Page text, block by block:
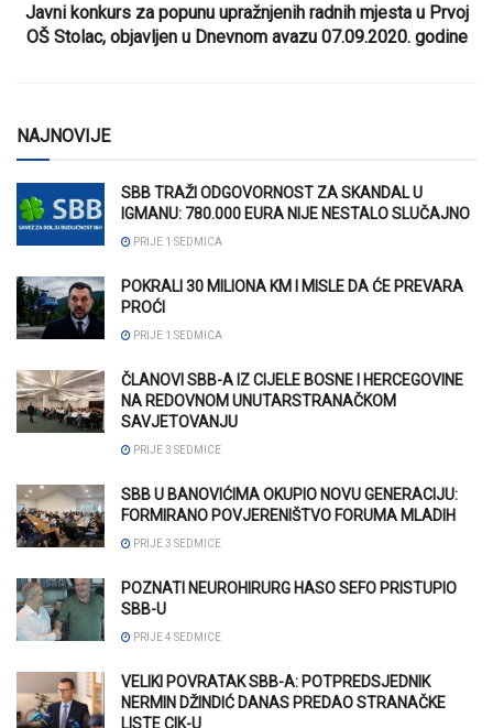
Javni konkurs za popunu upražnjenih radnih mjesta u Prvoj
OŠ Stolac, objavljen u Dnevnom avazu 07.09.2020. godine
NAJNOVIJE
SBB TRAŽI ODGOVORNOST ZA SKANDAL U
IGMANU: 780.000 EURA NIJE NESTALO SLUČAJNO
PRIJE 1 SEDMICA
POKRALI 30 MILIONA KM I MISLE DA ĆE PREVARA
PROĆI
PRIJE 1 SEDMICA
ČLANOVI SBB-A IZ CIJELE BOSNE I HERCEGOVINE
NA REDOVNOM UNUTARSTRANAČKOM
SAVJETOVANJU
PRIJE 3 SEDMICE
SBB U BANOVIĆIMA OKUPIO NOVU GENERACIJU:
FORMIRANO POVJERENIŠTVO FORUMA MLADIH
PRIJE 3 SEDMICE
POZNATI NEUROHIRURG HASO SEFO PRISTUPIO
SBB-U
PRIJE 4 SEDMICE
VELIKI POVRATAK SBB-A: POTPREDSJEDNIK
NERMIN DŽINDIĆ DANAS PREDAO STRANAČKE
LISTE CIK-U